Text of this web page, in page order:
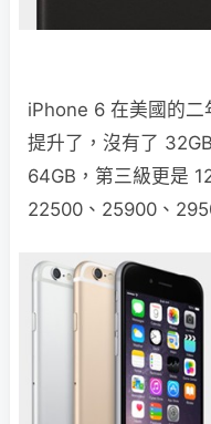
iPhone 6 在美國的二
提升了，沒有了
64GB，第三級更是
22500、25900、